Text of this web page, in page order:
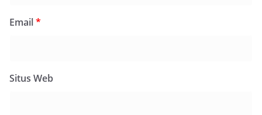
Email*
Situs Web